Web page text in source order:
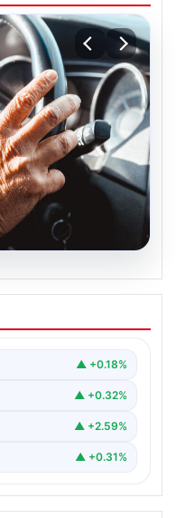
mi,
emekli
▲ +0.18%
▲ +0.32%
▲ +2.59%
▲ +0.31%